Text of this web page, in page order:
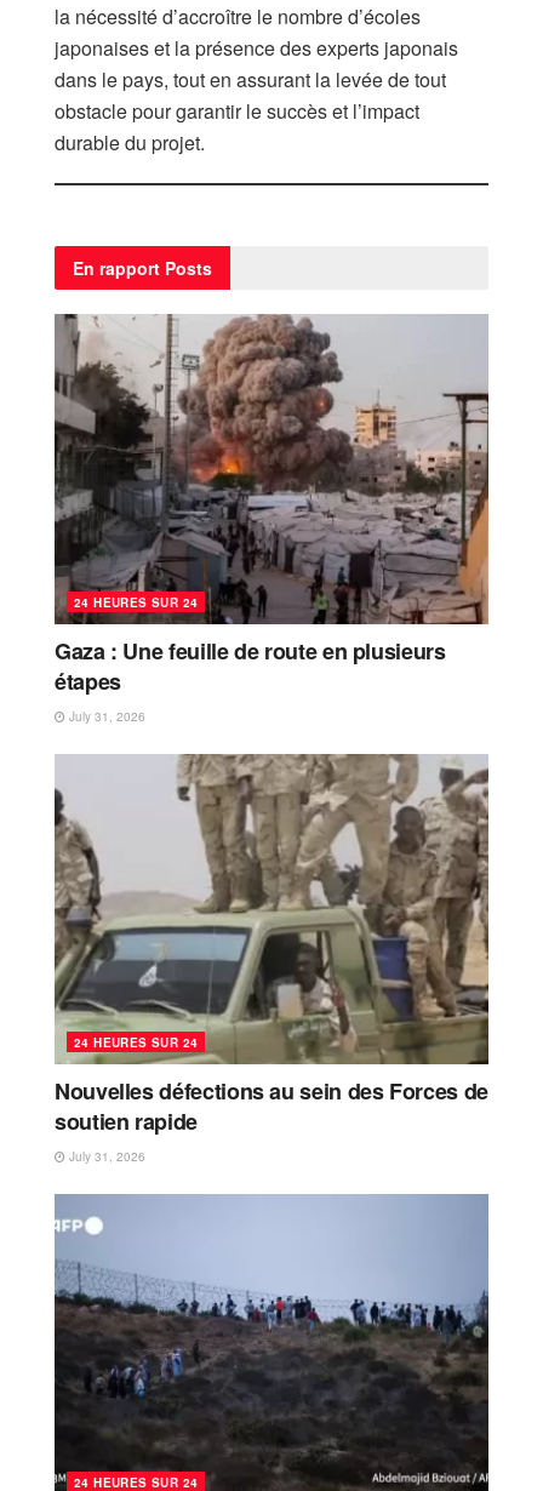
la nécessité d’accroître le nombre d’écoles
japonaises et la présence des experts japonais
dans le pays, tout en assurant la levée de tout
obstacle pour garantir le succès et l’impact
durable du projet.
En rapport Posts
24 HEURES SUR 24
Gaza : Une feuille de route en plusieurs
étapes
July 31, 2026
24 HEURES SUR 24
Nouvelles défections au sein des Forces de
soutien rapide
July 31, 2026
24 HEURES SUR 24